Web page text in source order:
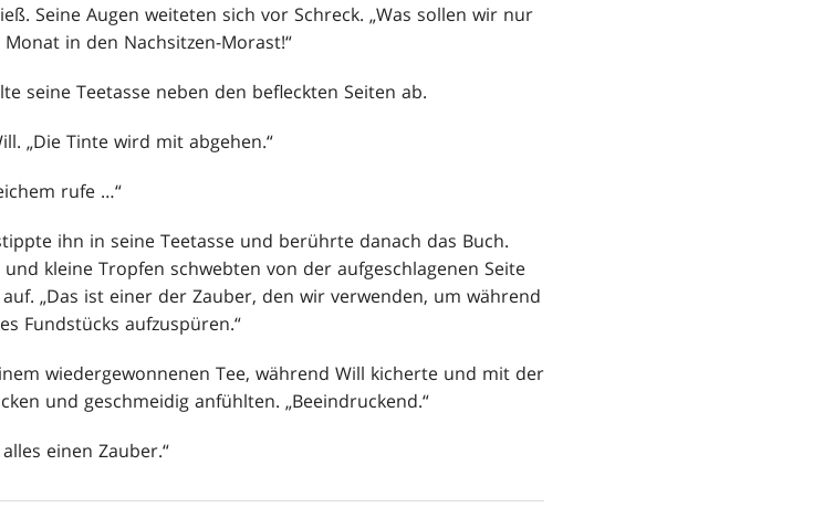
Seine Augen weiteten sich vor Schreck. „Was sollen wir nur
in den Nachsitzen-Morast!“
seine Teetasse neben den befleckten Seiten ab.
„Die Tinte wird mit abgehen.“
rufe …“
ihn in seine Teetasse und berührte danach das Buch.
kleine Tropfen schwebten von der aufgeschlagenen Seite
„Das ist einer der Zauber, den wir verwenden, um während
Fundstücks aufzuspüren.“
wiedergewonnenen Tee, während Will kicherte und mit der
und geschmeidig anfühlten. „Beeindruckend.“
einen Zauber.“